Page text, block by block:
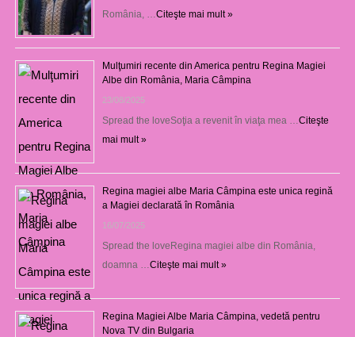
România, … Citeşte mai mult »
Mulţumiri recente din America pentru Regina Magiei
Albe din România, Maria Câmpina
23/08/2025
Spread the loveSoţia a revenit în viaţa mea … Citeşte
mai mult »
Regina magiei albe Maria Câmpina este unica regină
a Magiei declarată în România
16/07/2025
Spread the loveRegina magiei albe din România,
doamna … Citeşte mai mult »
Regina Magiei Albe Maria Câmpina, vedetă pentru
Nova TV din Bulgaria